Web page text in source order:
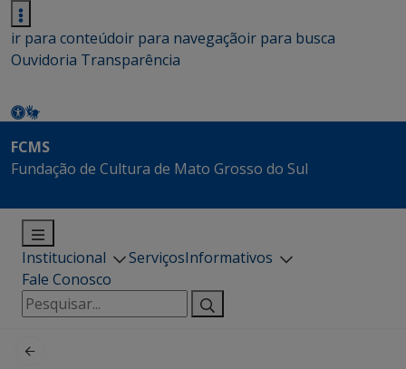
ir para conteúdoir para navegaçãoir para busca
Ouvidoria Transparência
FCMS
Fundação de Cultura de Mato Grosso do Sul
Institucional ServiçosInformativos
Fale Conosco
Pesquisar
por: